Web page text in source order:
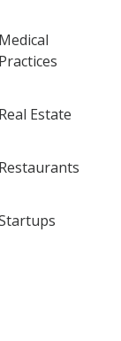
Medical
Practices
Real Estate
Restaurants